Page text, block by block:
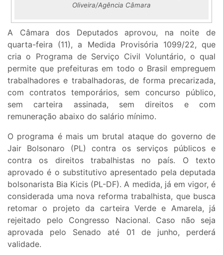
Oliveira/Agência Câmara
A Câmara dos Deputados aprovou, na noite de
quarta-feira (11), a Medida Provisória 1099/22, que
cria o Programa de Serviço Civil Voluntário, o qual
permite que prefeituras em todo o Brasil empreguem
trabalhadores e trabalhadoras, de forma precarizada,
com contratos temporários, sem concurso público,
sem carteira assinada, sem direitos e com
remuneração abaixo do salário mínimo.
O programa é mais um brutal ataque do governo de
Jair Bolsonaro (PL) contra os serviços públicos e
contra os direitos trabalhistas no país. O texto
aprovado é o substitutivo apresentado pela deputada
bolsonarista Bia Kicis (PL-DF). A medida, já em vigor, é
considerada uma nova reforma trabalhista, que busca
retomar o projeto da carteira Verde e Amarela, já
rejeitado pelo Congresso Nacional. Caso não seja
aprovada pelo Senado até 01 de junho, perderá
validade.